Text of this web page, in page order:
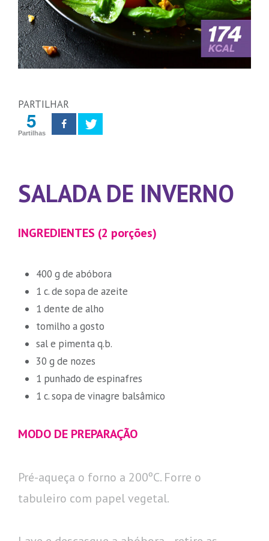
PARTILHAR
5
Partilhas
SALADA DE INVERNO
INGREDIENTES (2 porções)
400 g de abóbora
1 c. de sopa de azeite
1 dente de alho
tomilho a gosto
sal e pimenta q.b.
30 g de nozes
1 punhado de espinafres
1 c. sopa de vinagre balsâmico
MODO DE PREPARAÇÃO
Pré-aqueça o forno a 200ºC. Forre o
tabuleiro com papel vegetal.